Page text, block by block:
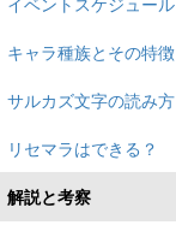
キャラ種族とその特徴
サルカズ文字の読み方
リセマラはできる？
解説と考察